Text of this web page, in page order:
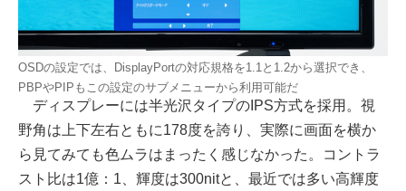
OSDの設定では、DisplayPortの対応規格を1.1と1.2から選択でき、
PBPやPIPもこの設定のサブメニューから利用可能だ
ディスプレーには半光沢タイプのIPS方式を採用。視
野角は上下左右ともに178度を誇り、実際に画面を横か
ら見てみても色ムラはまったく感じなかった。コントラ
スト比は1億：1、輝度は300nitと、最近では多い高輝度